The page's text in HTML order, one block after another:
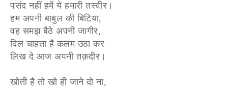
पसंद नहीं हमें ये हमारी तस्वीर।
हम अपनी बाबुल की बिटिया,
वह समझ बैठे अपनी जागीर,
दिल चाहता है कलम उठा कर
लिख दे आज अपनी तक़दीर।
खोती है तो खो ही जाने दो ना,